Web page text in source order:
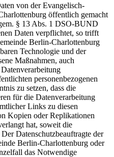
von der Evangelisch-
öffentlich gemacht
§ 13 Abs. 1 DSO-BUND
Daten verpflichtet, so trifft
Berlin-Charlottenburg
Technologie und der
Maßnahmen, auch
personenbezogenen
zu setzen, dass die
für die Datenverarbeitung
Links zu diesen
Kopien oder Replikationen
hat, soweit die
Datenschutzbeauftragte der
Berlin-Charlottenburg oder
das Notwendige